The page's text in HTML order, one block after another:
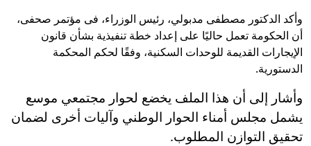
وأكد الدكتور مصطفى مدبولي، رئيس الوزراء، فى مؤتمر صحفى،
أن الحكومة تعمل حاليًا على إعداد خطة تنفيذية بشأن قانون
الإيجارات القديمة للوحدات السكنية، وفقًا لحكم المحكمة
الدستورية.
وأشار إلى أن هذا الملف يخضع لحوار مجتمعي موسع
يشمل مجلس أمناء الحوار الوطني وآليات أخرى لضمان
تحقيق التوازن المطلوب.